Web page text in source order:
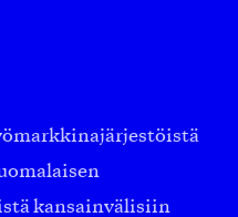
kansainvälisiin